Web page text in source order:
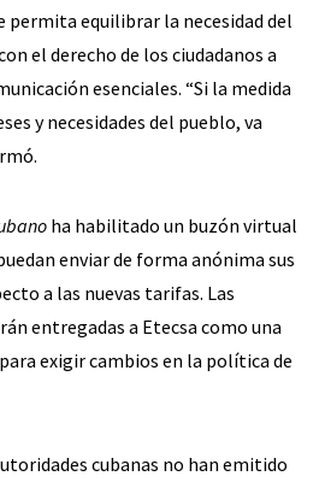
permita equilibrar la necesidad del
el derecho de los ciudadanos a
esenciales. “Si la medida
y necesidades del pueblo, va
ha habilitado un buzón virtual
enviar de forma anónima sus
a las nuevas tarifas. Las
entregadas a Etecsa como una
exigir cambios en la política de
cubanas no han emitido